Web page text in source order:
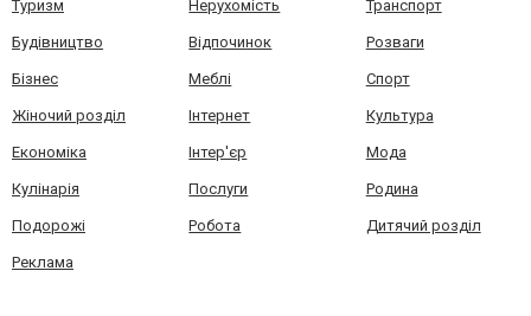
Туризм Нерухомість Транспорт
Будівництво Відпочинок Розваги
Бізнес Меблі Спорт
Жіночий розділ Інтернет Культура
Економіка Інтер'єр Мода
Кулінарія Послуги Родина
Подорожі Робота Дитячий розділ
Реклама